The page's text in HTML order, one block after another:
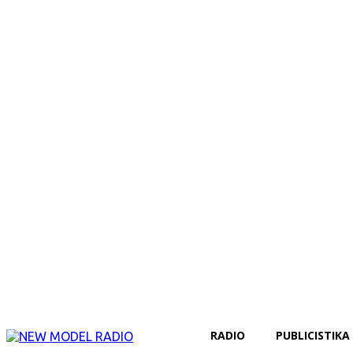
RADIO PUBLICISTIKA